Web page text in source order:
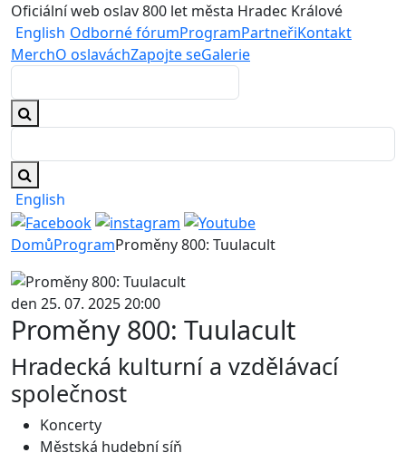
Oficiální web oslav 800 let města Hradec Králové
English Odborné fórumProgramPartneřiKontakt
MerchO oslaváchZapojte seGalerie
English
DomůProgramProměny 800: Tuulacult
den 25. 07. 2025 20:00
Proměny 800: Tuulacult
Hradecká kulturní a vzdělávací
společnost
Koncerty
Městská hudební síň